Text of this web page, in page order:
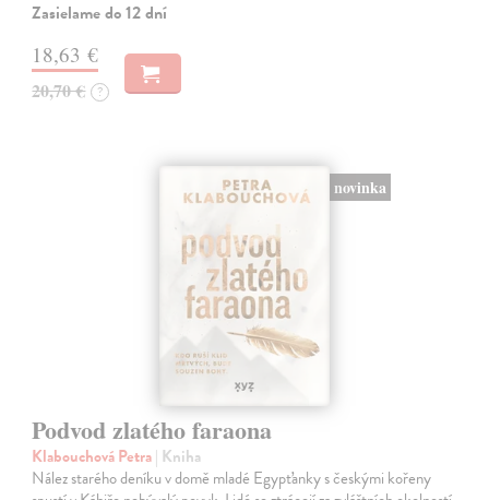
Zasielame do 12 dní
18,63 €
20,70 € ?
novinka
Podvod zlatého faraona
Klabouchová Petra| Kniha
Nález starého deníku v domě mladé Egypťanky s českými kořeny